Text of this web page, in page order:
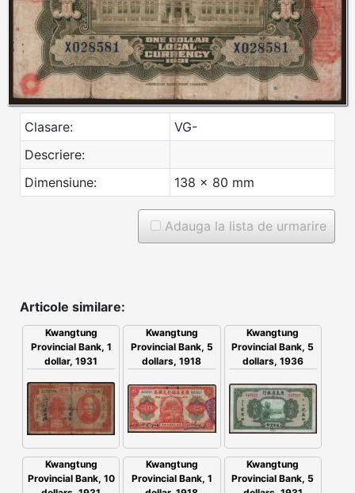
Clasare:
VG-
Descriere:
Dimensiune:
138 x 80 mm
Adauga la lista de urmarire
Articole similare:
Kwangtung
Provincial Bank, 1
dollar, 1931
Kwangtung
Provincial Bank, 5
dollars, 1918
Kwangtung
Provincial Bank, 5
dollars, 1936
Kwangtung
Provincial Bank, 10
Kwangtung
Provincial Bank, 1
Kwangtung
Provincial Bank, 5